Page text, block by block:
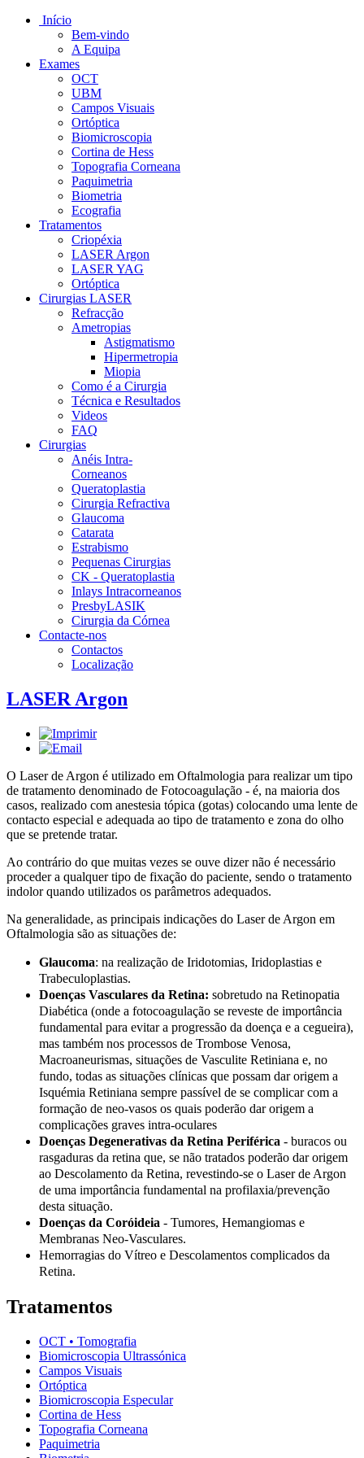
Início
Bem-vindo
A Equipa
Exames
OCT
UBM
Campos Visuais
Ortóptica
Biomicroscopia
Cortina de Hess
Topografia Corneana
Paquimetria
Biometria
Ecografia
Tratamentos
Criopéxia
LASER Argon
LASER YAG
Ortóptica
Cirurgias LASER
Refracção
Ametropias
Astigmatismo
Hipermetropia
Miopia
Como é a Cirurgia
Técnica e Resultados
Videos
FAQ
Cirurgias
Anéis Intra-
Corneanos
Queratoplastia
Cirurgia Refractiva
Glaucoma
Catarata
Estrabismo
Pequenas Cirurgias
CK - Queratoplastia
Inlays Intracorneanos
PresbyLASIK
Cirurgia da Córnea
Contacte-nos
Contactos
Localização
LASER Argon
O Laser de Argon é utilizado em Oftalmologia para realizar um tipo
de tratamento denominado de Fotocoagulação - é, na maioria dos
casos, realizado com anestesia tópica (gotas) colocando uma lente de
contacto especial e adequada ao tipo de tratamento e zona do olho
que se pretende tratar.
Ao contrário do que muitas vezes se ouve dizer não é necessário
proceder a qualquer tipo de fixação do paciente, sendo o tratamento
indolor quando utilizados os parâmetros adequados.
Na generalidade, as principais indicações do Laser de Argon em
Oftalmologia são as situações de:
Glaucoma: na realização de Iridotomias, Iridoplastias e
Trabeculoplastias.
Doenças Vasculares da Retina: sobretudo na Retinopatia
Diabética (onde a fotocoagulação se reveste de importância
fundamental para evitar a progressão da doença e a cegueira),
mas também nos processos de Trombose Venosa,
Macroaneurismas, situações de Vasculite Retiniana e, no
fundo, todas as situações clínicas que possam dar origem a
Isquémia Retiniana sempre passível de se complicar com a
formação de neo-vasos os quais poderão dar origem a
complicações graves intra-oculares
Doenças Degenerativas da Retina Periférica - buracos ou
rasgaduras da retina que, se não tratados poderão dar origem
ao Descolamento da Retina, revestindo-se o Laser de Argon
de uma importância fundamental na profilaxia/prevenção
desta situação.
Doenças da Coróideia - Tumores, Hemangiomas e
Membranas Neo-Vasculares.
Hemorragias do Vítreo e Descolamentos complicados da
Retina.
Tratamentos
OCT • Tomografia
Biomicroscopia Ultrassónica
Campos Visuais
Ortóptica
Biomicroscopia Especular
Cortina de Hess
Topografia Corneana
Paquimetria